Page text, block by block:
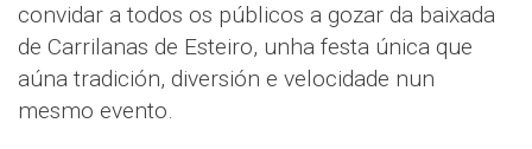
convidar a todos os públicos a gozar da baixada
de Carrilanas de Esteiro, unha festa única que
aúna tradición, diversión e velocidade nun
mesmo evento.